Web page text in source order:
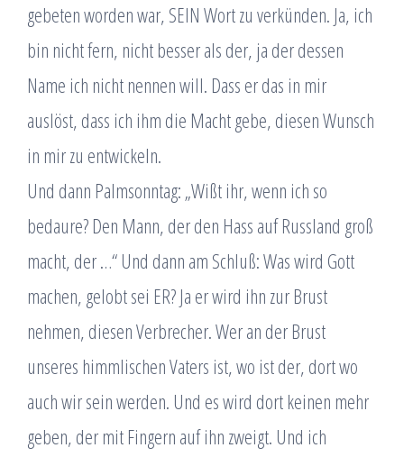
gebeten worden war, SEIN Wort zu verkünden. Ja, ich
bin nicht fern, nicht besser als der, ja der dessen
Name ich nicht nennen will. Dass er das in mir
auslöst, dass ich ihm die Macht gebe, diesen Wunsch
in mir zu entwickeln.
Und dann Palmsonntag: „Wißt ihr, wenn ich so
bedaure? Den Mann, der den Hass auf Russland groß
macht, der …“ Und dann am Schluß: Was wird Gott
machen, gelobt sei ER? Ja er wird ihn zur Brust
nehmen, diesen Verbrecher. Wer an der Brust
unseres himmlischen Vaters ist, wo ist der, dort wo
auch wir sein werden. Und es wird dort keinen mehr
geben, der mit Fingern auf ihn zweigt. Und ich